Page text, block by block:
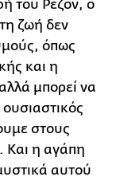
του Ρεζόν, ο
ζωή δεν
όπως
και η
μπορεί να
στους
Και η αγάπη
αυτού